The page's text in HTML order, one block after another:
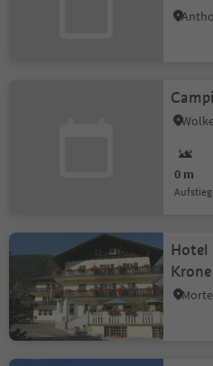
0 m
Aufstieg
Hotel
Krone